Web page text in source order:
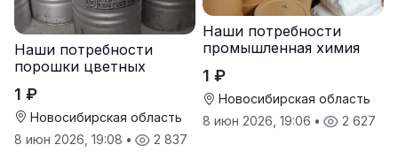
Наши потребности
порошки цветных
1 ₽
Новосибирская область
8 июн 2026, 19:08 • 2 837
Наши потребности
промышленная химия
1 ₽
Новосибирская область
8 июн 2026, 19:06 • 2 627